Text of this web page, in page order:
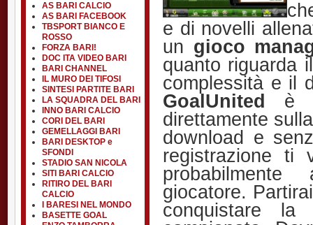
AS BARI CALCIO
AS BARI FACEBOOK
TBSPORT BIANCO E
ROSSO
FORZA BARI!
DOC ITA VIDEO BARI
BARI CHANNEL
IL MURO DEI TIFOSI
SINTESI PARTITE BARI
LA SQUADRA DEL BARI
INNO BARI CALCIO
CORI DEL BARI
GEMELLAGGI BARI
BARI DESKTOP e
SFONDI
STADIO SAN NICOLA
SITI BARI CALCIO
RITIRO DEL BARI
CALCIO
I BARESI NEL MONDO
BASETTE GOAL
e di novelli
un gioco
quanto riguarda
complessità e il
GoalUnited è
direttamente
download e
registrazione ti
giocatore.
conquistare